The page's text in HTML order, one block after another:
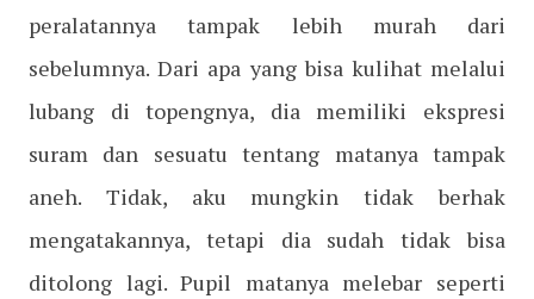
peralatannya tampak lebih murah dari
sebelumnya. Dari apa yang bisa kulihat melalui
lubang di topengnya, dia memiliki ekspresi
suram dan sesuatu tentang matanya tampak
aneh. Tidak, aku mungkin tidak berhak
mengatakannya, tetapi dia sudah tidak bisa
ditolong lagi. Pupil matanya melebar seperti